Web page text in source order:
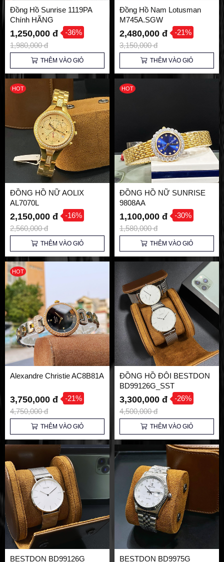
Đồng Hồ Sunrise 1119PA
Chính HÃNG
1,250,000 đ -36%
1,980,000 đ
THÊM VÀO GIỎ
Đồng Hồ Nam Lotusman
M745A.SGW
2,480,000 đ -21%
3,150,000 đ
THÊM VÀO GIỎ
HOT
ĐỒNG HỒ NỮ AOLIX
AL7070L
2,150,000 đ -16%
2,560,000 đ
THÊM VÀO GIỎ
HOT
ĐỒNG HỒ NỮ SUNRISE
9808AA
1,100,000 đ -30%
1,580,000 đ
THÊM VÀO GIỎ
HOT
Alexandre Christie AC8B81A
3,750,000 đ -21%
4,750,000 đ
THÊM VÀO GIỎ
ĐỒNG HỒ ĐÔI BESTDON
BD99126G_SST
3,300,000 đ -26%
4,500,000 đ
THÊM VÀO GIỎ
BESTDON BD99126G BESTDON BD9975G